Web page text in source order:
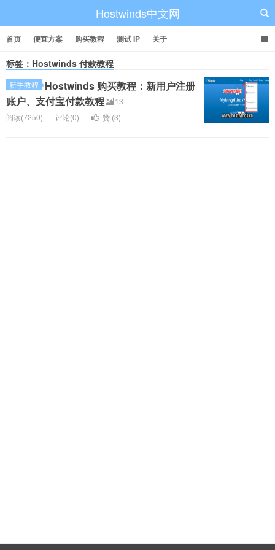
Hostwinds中文网
首页 便宜方案 购买教程 测试 IP 关于
标签：Hostwinds 付款教程
新手教程
Hostwinds 购买教程：新用户注册
账户、支付宝付款教程
13
阅读(7250)
评论(0) 赞 (3)